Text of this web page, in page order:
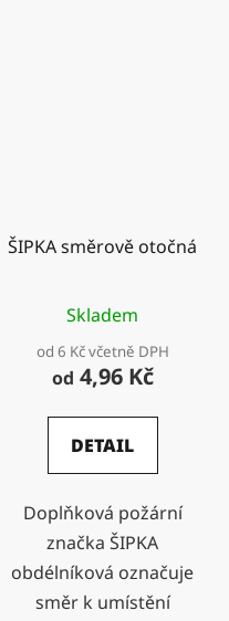
ŠIPKA směrově otočná
Skladem
od 6 Kč včetně DPH
od 4,96 Kč
DETAIL
Doplňková požární
značka ŠIPKA
obdélníková označuje
směr k umístění